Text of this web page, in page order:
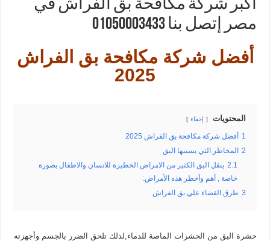
أكبر شركة مكافحة بق الفراش في
مصر إتصل بنا 01050003433
أفضل شركة مكافحة بق الفراش
2025
المحتويات إخفاء
1 أفضل شركة مكافحة بق الفراش 2025
2 المخاطر التي يسببها البق
2.1 ينقل البق الكثير من الامراض الخطيرة للانسان والاطفال بصورة
خاصة , أهم وأخطر هذه الأمراض:
3 طرق القضاء علي بق الفراش
حشرة البق من الحشرات الماصة للدماء,لذلك تلحق الضرر بالجسم وأجهزته